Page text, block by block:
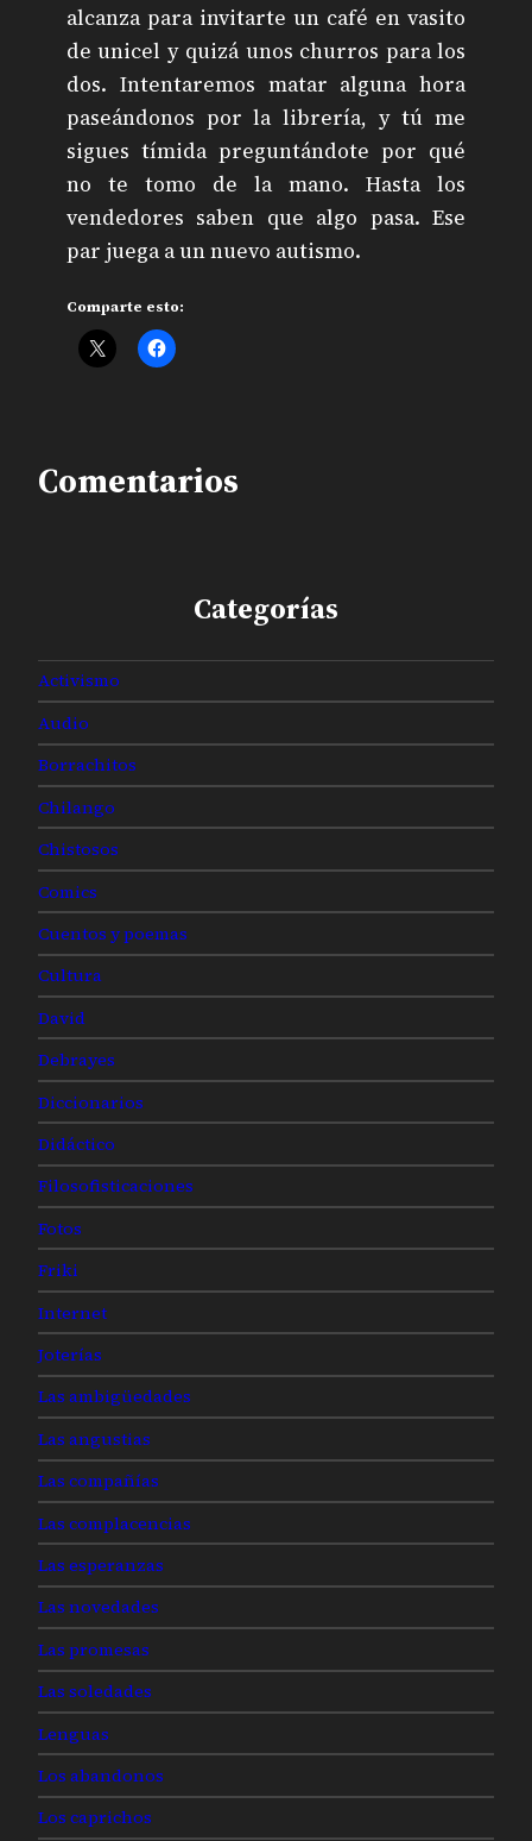
alcanza para invitarte un café en vasito
de unicel y quizá unos churros para los
dos. Intentaremos matar alguna hora
paseándonos por la librería, y tú me
sigues tímida preguntándote por qué
no te tomo de la mano. Hasta los
vendedores saben que algo pasa. Ese
par juega a un nuevo autismo.
Comparte esto:
Comentarios
Categorías
Activismo
Audio
Borrachitos
Chilango
Chistosos
Comics
Cuentos y poemas
Cultura
David
Debrayes
Diccionarios
Didáctico
Filosofisticaciones
Fotos
Friki
Internet
Joterías
Las ambigüedades
Las angustias
Las compañías
Las complacencias
Las esperanzas
Las novedades
Las promesas
Las soledades
Lenguas
Los abandonos
Los caprichos